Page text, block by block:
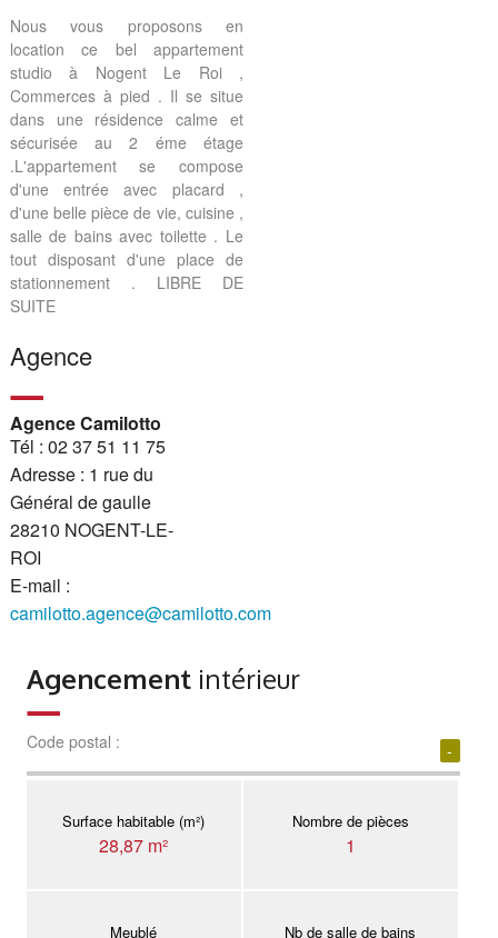
Nous vous proposons en
location ce bel appartement
studio à Nogent Le Roi ,
Commerces à pied . Il se situe
dans une résidence calme et
sécurisée au 2 éme étage
.L'appartement se compose
d'une entrée avec placard ,
d'une belle pièce de vie, cuisine ,
salle de bains avec toilette . Le
tout disposant d'une place de
stationnement . LIBRE DE
SUITE
Agence
Agence Camilotto
Tél : 02 37 51 11 75
Adresse : 1 rue du
Général de gaulle
28210 NOGENT-LE-
ROI
E-mail :
camilotto.agence@camilotto.com
Agencement intérieur
Code postal : -
Surface habitable (m²)
28,87 m²
Nombre de pièces
1
Meublé Nb de salle de bains